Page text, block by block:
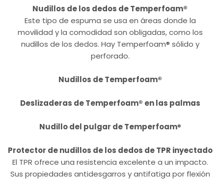
Nudillos de los dedos de Temperfoam®
Este tipo de espuma se usa en áreas donde la
movilidad y la comodidad son obligadas, como los
nudillos de los dedos. Hay Temperfoam® sólido y
perforado.
Nudillos de Temperfoam®
Deslizaderas de Temperfoam® en las palmas
Nudillo del pulgar de Temperfoam®
Protector de nudillos de los dedos de TPR inyectado
El TPR ofrece una resistencia excelente a un impacto.
Sus propiedades antidesgarros y antifatiga por flexión